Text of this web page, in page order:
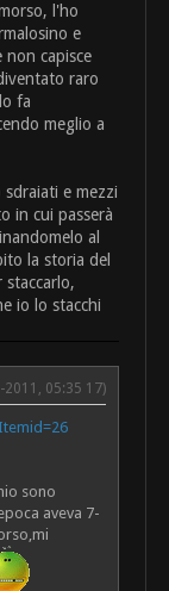
l'ho
e
non capisce
raro
fa
meglio a
e mezzi
in cui passerà
al
la storia del
io lo stacchi
2011, 05:35 17)
sono
aveva 7-